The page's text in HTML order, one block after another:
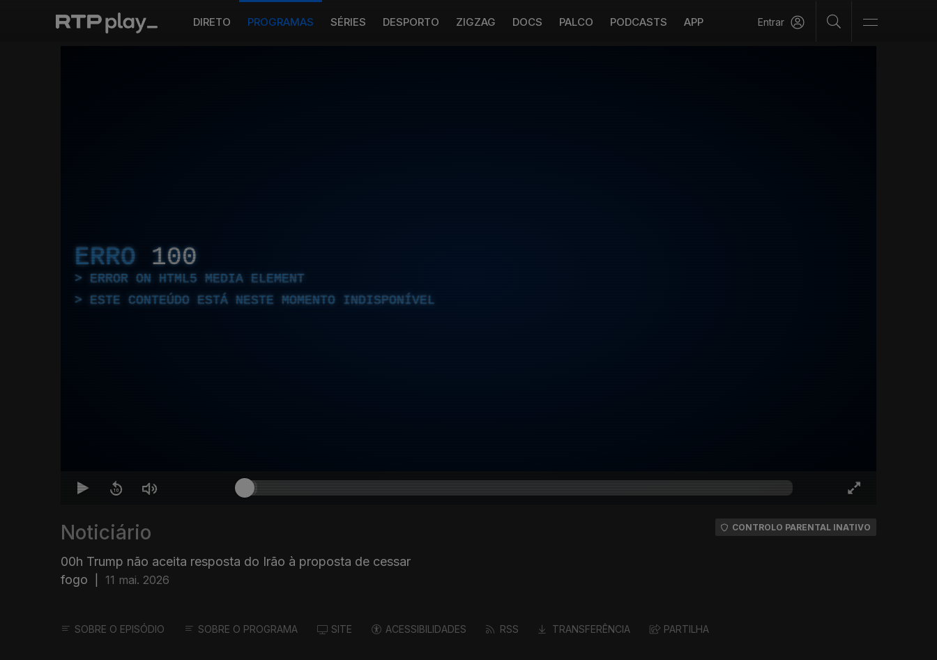
DIRETO PROGRAMAS SÉRIES DESPORTO ZIGZAG DOCS PALCO PODCASTS APP Entrar
ERRO 100
ERROR ON HTML5 MEDIA ELEMENT
ESTE CONTEÚDO ESTÁ NESTE MOMENTO INDISPONÍVEL
Noticiário
00h Trump não aceita resposta do Irão à proposta de cessar
fogo
11 mai. 2026
CONTROLO PARENTAL INATIVO
SOBRE O EPISÓDIO SOBRE O PROGRAMA SITE ACESSIBILIDADES RSS TRANSFERÊNCIA PARTILHA